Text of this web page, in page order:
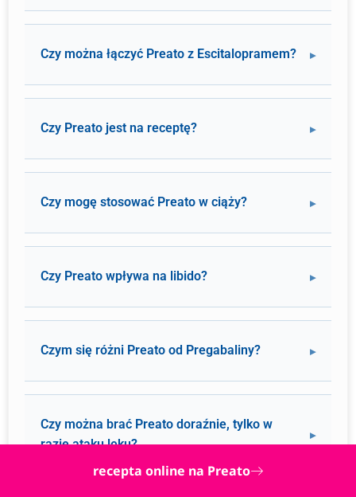
Czy można łączyć Preato z Escitalopramem?
Czy Preato jest na receptę?
Czy mogę stosować Preato w ciąży?
Czy Preato wpływa na libido?
Czym się różni Preato od Pregabaliny?
Czy można brać Preato doraźnie, tylko w
razie ataku lęku?
recepta online na Preato